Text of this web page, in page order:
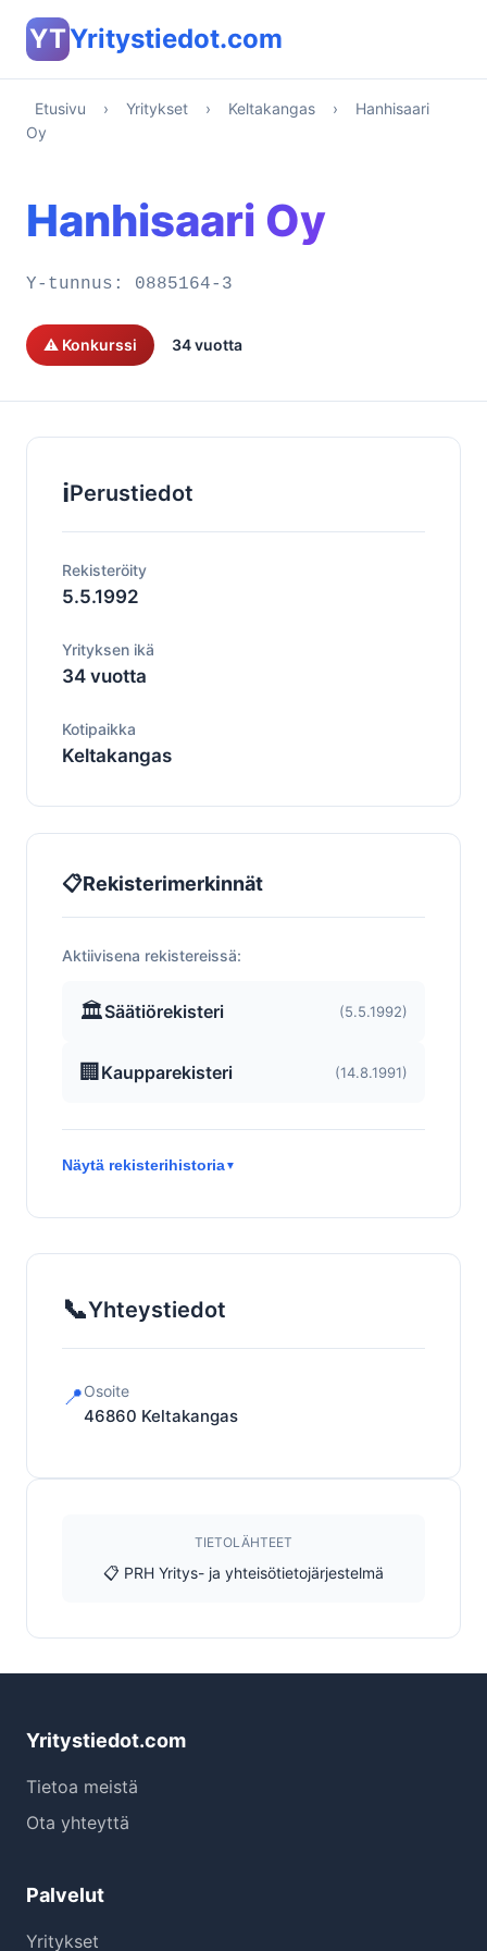
YTYritystiedot.com
Etusivu › Yritykset › Keltakangas ›
Hanhisaari
Oy
Hanhisaari Oy
Y-tunnus: 0885164-3
⚠️ Konkurssi 34 vuotta
ℹ️Perustiedot
Rekisteröity
5.5.1992
Yrityksen ikä
34 vuotta
Kotipaikka
Keltakangas
📋Rekisterimerkinnät
Aktiivisena rekistereissä:
🏛️Säätiörekisteri (5.5.1992)
🏢 Kaupparekisteri (14.8.1991)
Näytä rekisterihistoria▼
📞Yhteystiedot
📍Osoite
46860 Keltakangas
TIETOLÄHTEET
📋 PRH Yritys- ja yhteisötietojärjestelmä
Yritystiedot.com
Tietoa meistä
Ota yhteyttä
Palvelut
Yritykset